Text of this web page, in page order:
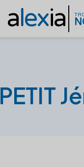
alexia
PETIT